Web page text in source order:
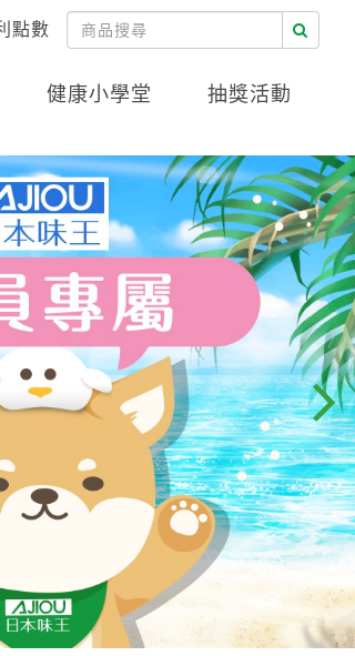
點數
健康小學堂 抽獎活動